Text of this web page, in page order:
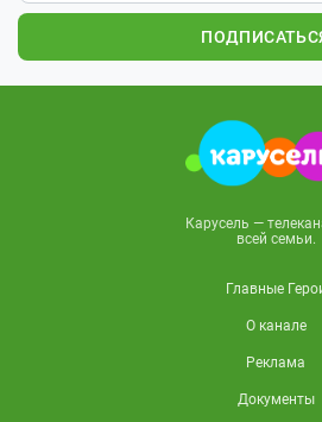
Карусель —
всей семьи.
Главные
О канале
Реклама
Документы